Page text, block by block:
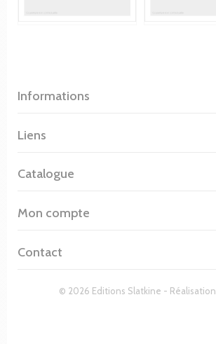
Informations
© 2026 Editions Slatkine - Réalisation
Liens
Catalogue
Mon compte
Contact